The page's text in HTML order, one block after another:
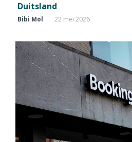
Duitsland
Bibi Mol 22 mei 2026